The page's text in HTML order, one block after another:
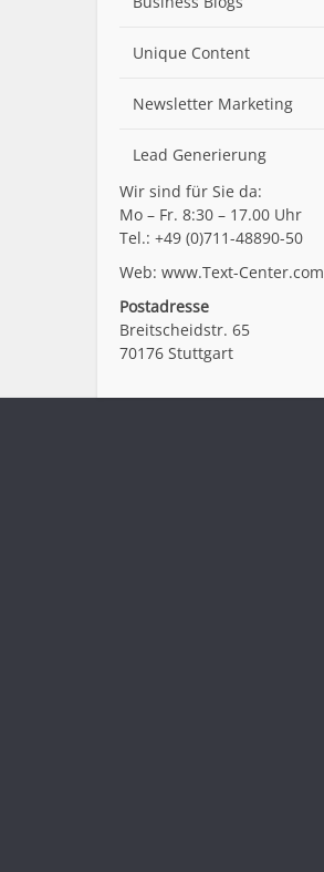
Unique Content
Newsletter Marketing
Lead Generierung
Wir sind für Sie da:
Mo – Fr. 8:30 – 17.00 Uhr
Tel.: +49 (0)711-48890-50
Web: www.Text-Center.com
Postadresse
Breitscheidstr. 65
70176 Stuttgart